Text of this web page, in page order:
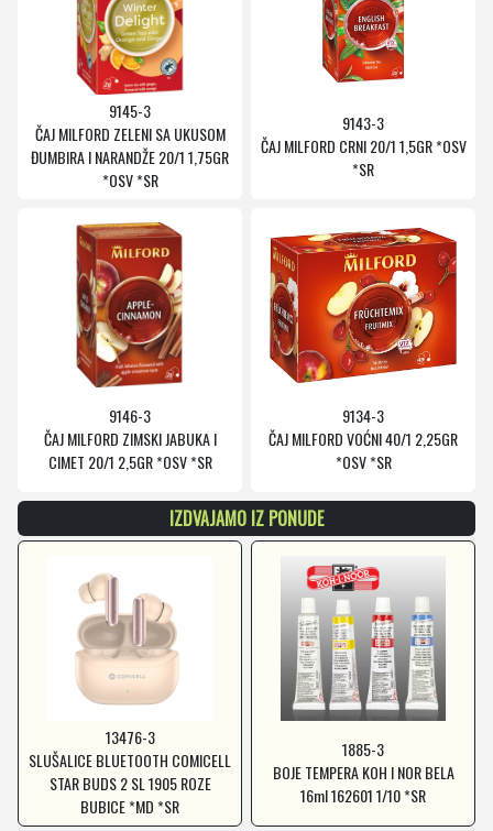
9145-3
ČAJ MILFORD ZELENI SA UKUSOM
ĐUMBIRA I NARANDŽE 20/1 1,75GR
*OSV *SR
9143-3
ČAJ MILFORD CRNI 20/1 1,5GR *OSV
*SR
9146-3
ČAJ MILFORD ZIMSKI JABUKA I
CIMET 20/1 2,5GR *OSV *SR
9134-3
ČAJ MILFORD VOĆNI 40/1 2,25GR
*OSV *SR
IZDVAJAMO IZ PONUDE
13476-3
SLUŠALICE BLUETOOTH COMICELL
STAR BUDS 2 SL 1905 ROZE
BUBICE *MD *SR
1885-3
BOJE TEMPERA KOH I NOR BELA
16ml 162601 1/10 *SR